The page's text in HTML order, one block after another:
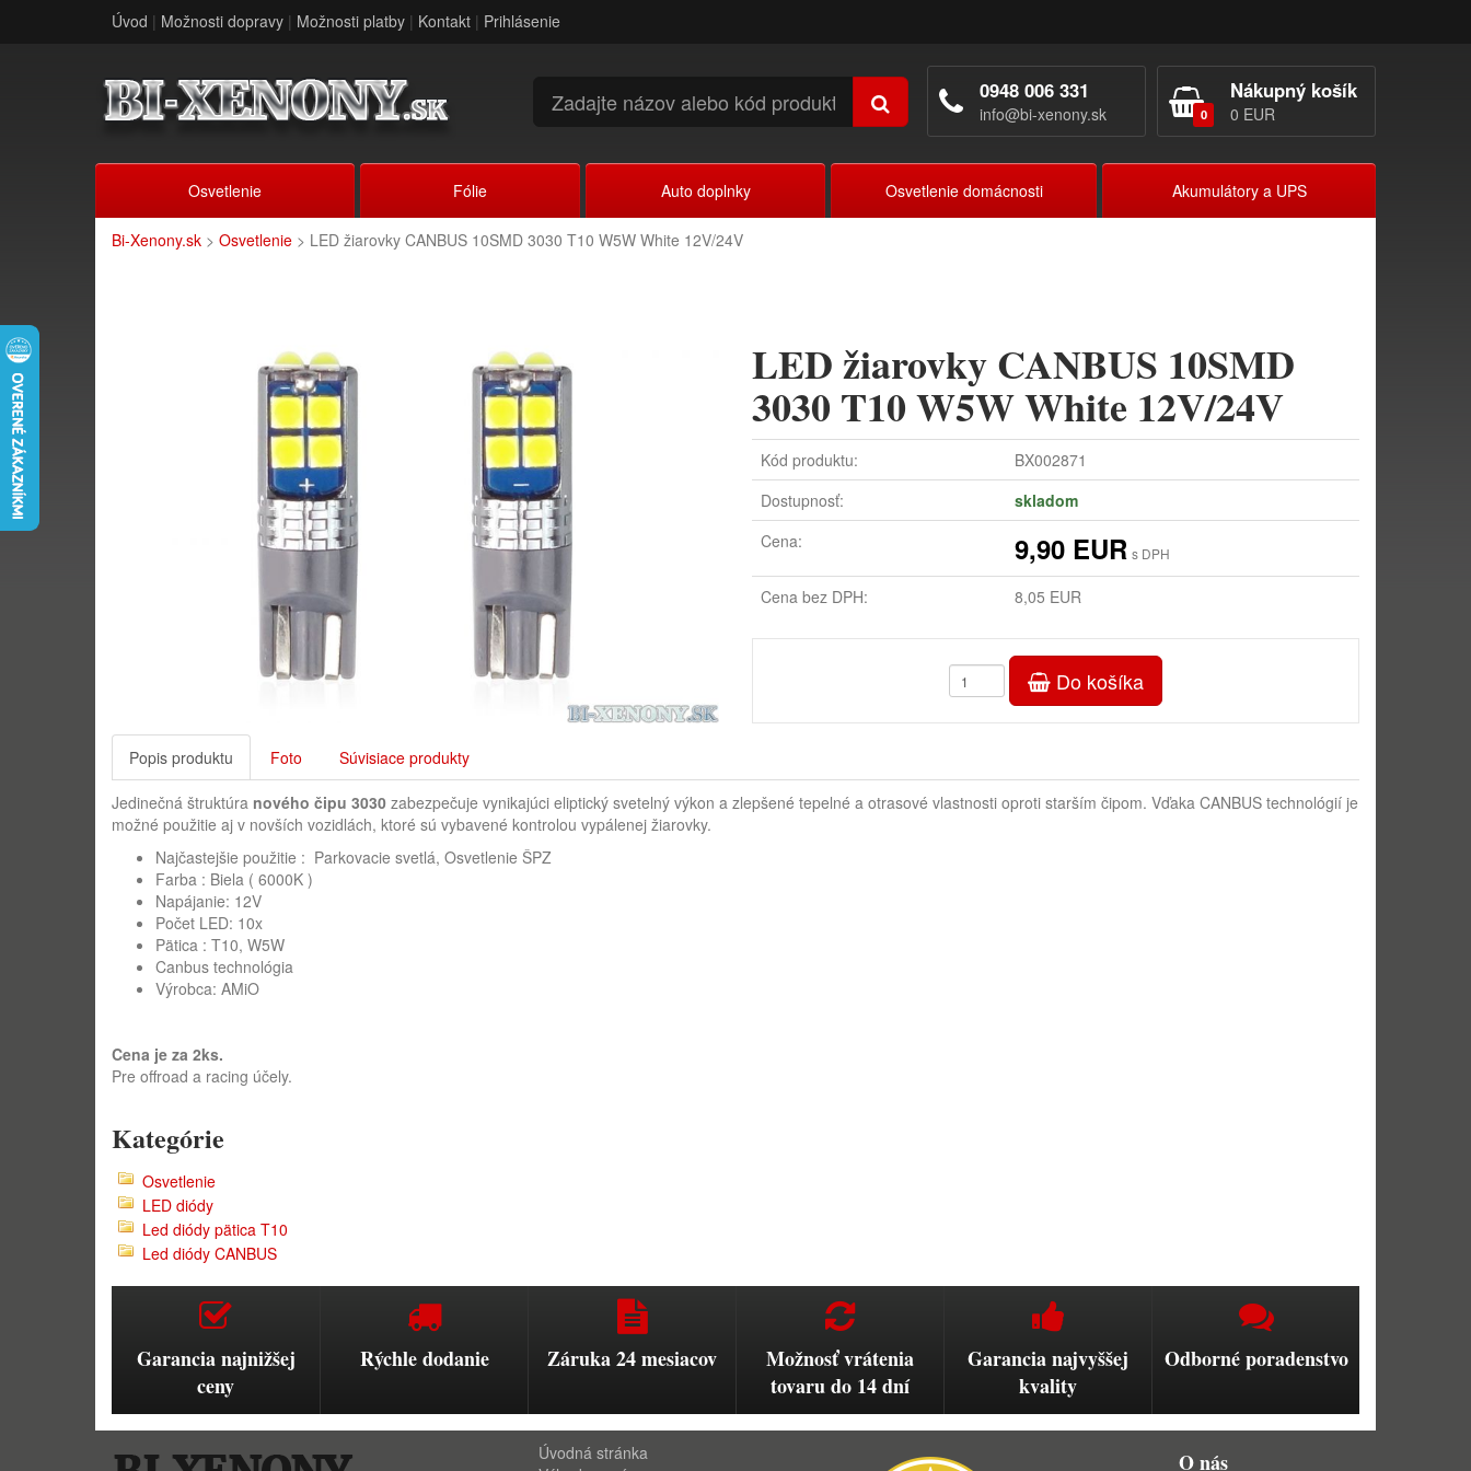
Úvod | Možnosti dopravy | Možnosti platby | Kontakt | Prihlásenie
0
Nákupný košík
0 EUR
0948 006 331
info@bi-xenony.sk
Osvetlenie Fólie Auto doplnky Osvetlenie domácnosti Akumulátory a UPS
Bi-Xenony.sk > Osvetlenie > LED žiarovky CANBUS 10SMD 3030 T10 W5W White 12V/24V
LED žiarovky CANBUS 10SMD
3030 T10 W5W White 12V/24V
Kód produktu:
BX002871
Dostupnosť:
skladom
Cena:
9,90 EUR s DPH
Cena bez DPH: 8,05 EUR
Do košíka
Popis produktu Foto Súvisiace produkty
Jedinečná štruktúra nového čipu 3030 zabezpečuje vynikajúci eliptický svetelný výkon a zlepšené tepelné a otrasové vlastnosti oproti starším čipom. Vďaka CANBUS technológií je
možné použitie aj v novších vozidlách, ktoré sú vybavené kontrolou vypálenej žiarovky.
Najčastejšie použitie : Parkovacie svetlá, Osvetlenie ŠPZ
Farba : Biela ( 6000K )
Napájanie: 12V
Počet LED: 10x
Pätica : T10, W5W
Canbus technológia
Výrobca: AMiO
Cena je za 2ks.
Pre offroad a racing účely.
Kategórie
Osvetlenie
LED diódy
Led diódy pätica T10
Led diódy CANBUS
Garancia najnižšej
ceny
Rýchle dodanie Záruka 24 mesiacov
Možnosť vrátenia
tovaru do 14 dní
Garancia najvyššej
kvality
Odborné poradenstvo
Úvodná stránka
O nás